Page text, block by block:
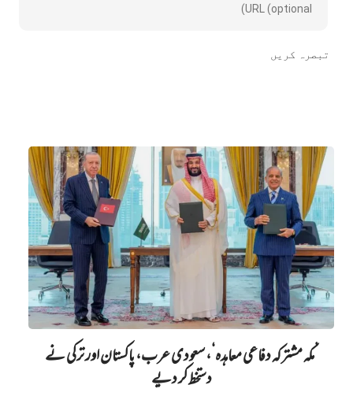
’مکہ مشترکہ دفاعی معاہدہ‘، سعودی عرب، پاکستان اور ترکی نے
دستخط کر دیے